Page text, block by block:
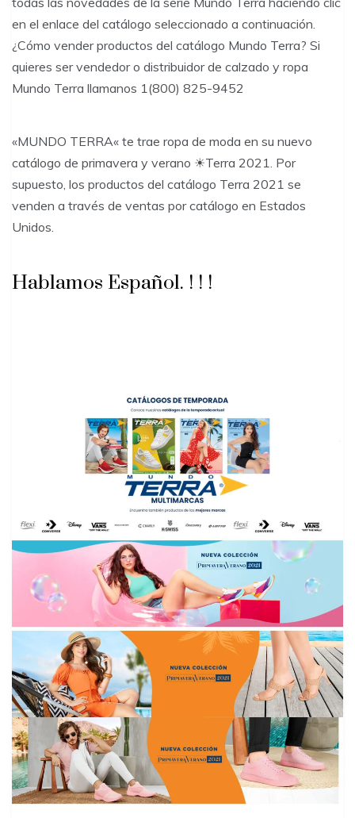
en el enlace del catálogo seleccionado a continuación.
¿Cómo vender productos del catálogo Mundo Terra? Si
quieres ser vendedor o distribuidor de calzado y ropa
Mundo Terra llamanos 1(800) 825-9452
«MUNDO TERRA« te trae ropa de moda en su nuevo
catálogo de primavera y verano ☀Terra 2021. Por
supuesto, los productos del catálogo Terra 2021 se
venden a través de ventas por catálogo en Estados
Unidos.
Hablamos Español. ! ! !